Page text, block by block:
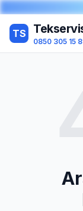
TS
0850 305 15